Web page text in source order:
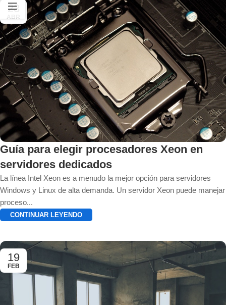
23
ABR
Guía para elegir procesadores Xeon en
servidores dedicados
La línea Intel Xeon es a menudo la mejor opción para servidores
Windows y Linux de alta demanda. Un servidor Xeon puede manejar
proceso...
CONTINUAR LEYENDO
19
FEB